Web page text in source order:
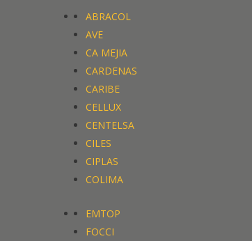
ABRACOL
AVE
CA MEJIA
CARDENAS
CARIBE
CELLUX
CENTELSA
CILES
CIPLAS
COLIMA
EMTOP
FOCCI